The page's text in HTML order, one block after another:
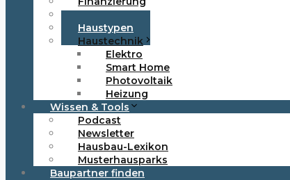
Förderung
Haustypen
Haustechnik
Elektro
Smart Home
Photovoltaik
Heizung
Wissen & Tools
Podcast
Newsletter
Hausbau-Lexikon
Musterhausparks
Baupartner finden